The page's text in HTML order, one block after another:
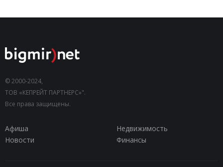
© 2000-2024,
ТОВ «КЕПРЕЙТ ПАРТНЕРС»".
Все права защищены.
Афиша
Недвижимость
Новости
Финансы